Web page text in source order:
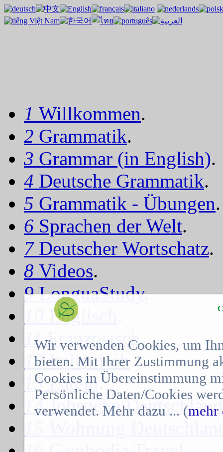
1 Willkommen.
2 Grammatik.
3 Grammar (in English).
4 Deutsche Grammatik.
5 Grammatik - Übungen.
6 Sprachen der Welt.
7 Deutscher Wortschatz.
8 Videos.
9LonguaStudy.
Englisch
11Französisch.
12Italienisch.
13Latein .
14Jobsuche Deutschland
Wir verwenden Cookies, um
bieten. Mit Ihrer Zustimmung
Cookies in Übereinstimmung
Persönliche Daten/Cookies
verwendet. Mehr dazu ... (mehr